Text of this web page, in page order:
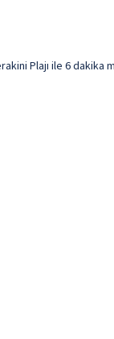
Plajı ile 6 dakika